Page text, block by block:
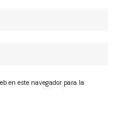
en este navegador para la